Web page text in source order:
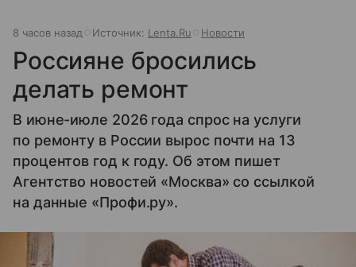
8 часов назад Источник: Lenta.Ru Новости
Россияне бросились
делать ремонт
В июне-июле 2026 года спрос на услуги
по ремонту в России вырос почти на 13
процентов год к году. Об этом пишет
Агентство новостей «Москва» со ссылкой
на данные «Профи.ру».